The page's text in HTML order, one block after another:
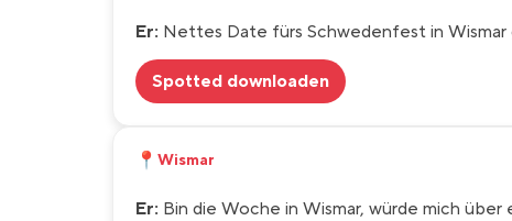
Er: Nettes Date fürs Schwedenfest in
Spotted downloaden
📍 Wismar
Er: Bin die Woche in Wismar, würde mich